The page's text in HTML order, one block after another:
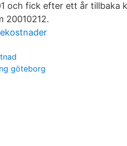
och fick efter ett år tillbaka
20010212.
göteborg